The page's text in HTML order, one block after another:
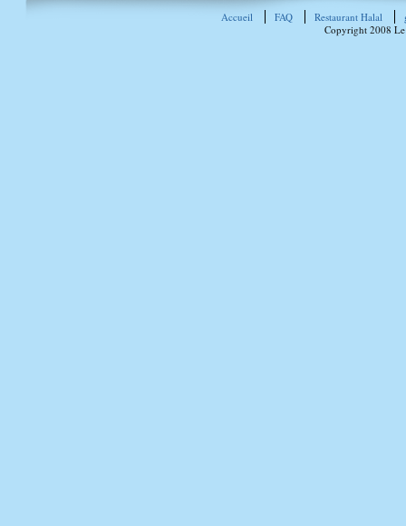
Accueil FAQ Restaurant Halal
Copyright 2008